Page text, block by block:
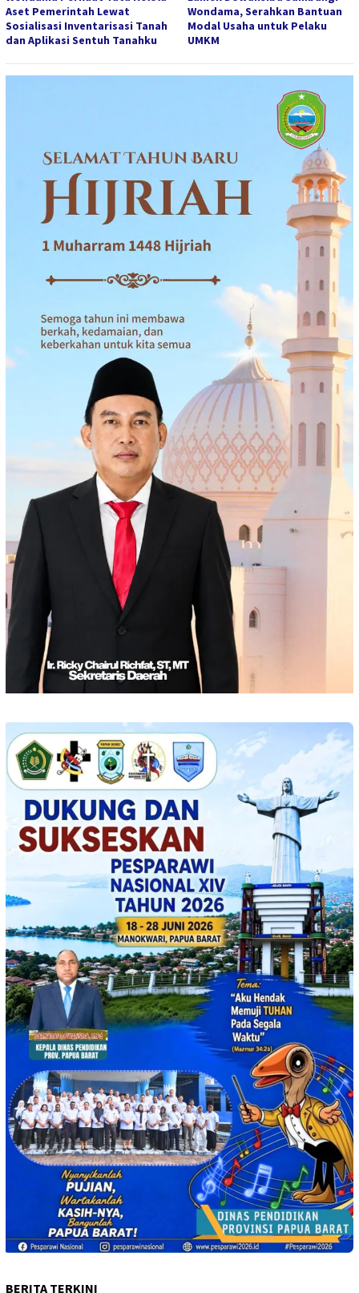
Aset Pemerintah Lewat
Sosialisasi Inventarisasi Tanah
dan Aplikasi Sentuh Tanahku
Wondama, Serahkan Bantuan
Modal Usaha untuk Pelaku
UMKM
BERITA TERKINI